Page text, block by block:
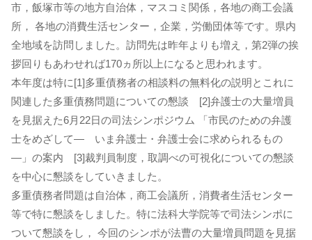
市，飯塚市等の地方自治体，マスコミ関係，各地の商工会議
所， 各地の消費生活センター，企業，労働団体等です。県内
全地域を訪問しました。訪問先は昨年よりも増え，第2弾の挨
拶回りもあわせれば170ヵ所以上になると思われます。
本年度は特に[1]多重債務者の相談料の無料化の説明とこれに
関連した多重債務問題についての懇談 [2]弁護士の大量増員
を見据えた6月22日の司法シンポジウム 「市民のための弁護
士をめざして― いま弁護士・弁護士会に求められるもの
―」の案内 [3]裁判員制度，取調べの可視化についての懇談
を中心に懇談をしていきました。
多重債務者問題は自治体，商工会議所，消費者生活センター
等で特に懇談をしました。特に法科大学院等で司法シンポに
ついて懇談をし， 今回のシンポが法曹の大量増員問題を見据